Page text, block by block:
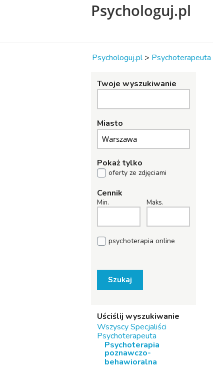
Psychologuj.pl
Psychologuj.pl > Psychoterapeuta
Twoje wyszukiwanie
Miasto
Pokaż tylko
oferty ze zdjęciami
Cennik
Min. Maks.
psychoterapia online
Szukaj
Uściślij wyszukiwanie
Wszyscy Specjaliści
Psychoterapeuta
Psychoterapia
poznawczo-
behawioralna